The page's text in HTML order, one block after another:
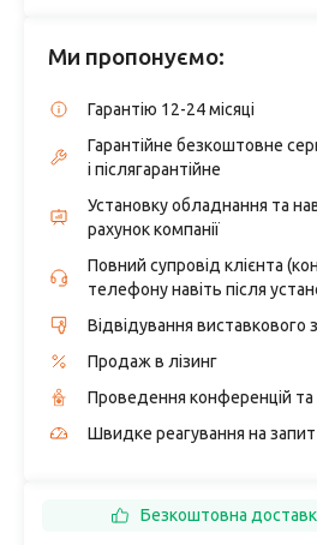
Ми пропонуємо:
Гарантію 12-24 місяці
Гарантійне безкоштовне
і післягарантійне
Установку обладнання та
рахунок компанії
Повний супровід клієнта
телефону навіть після
Відвідування виставкового
Продаж в лізинг
Проведення конференцій та
Швидке реагування на запит
Безкоштовна